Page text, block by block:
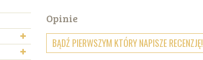
Opinie
BĄDŹ PIERWSZYM KTÓRY NAPISZE RECENZJĘ!